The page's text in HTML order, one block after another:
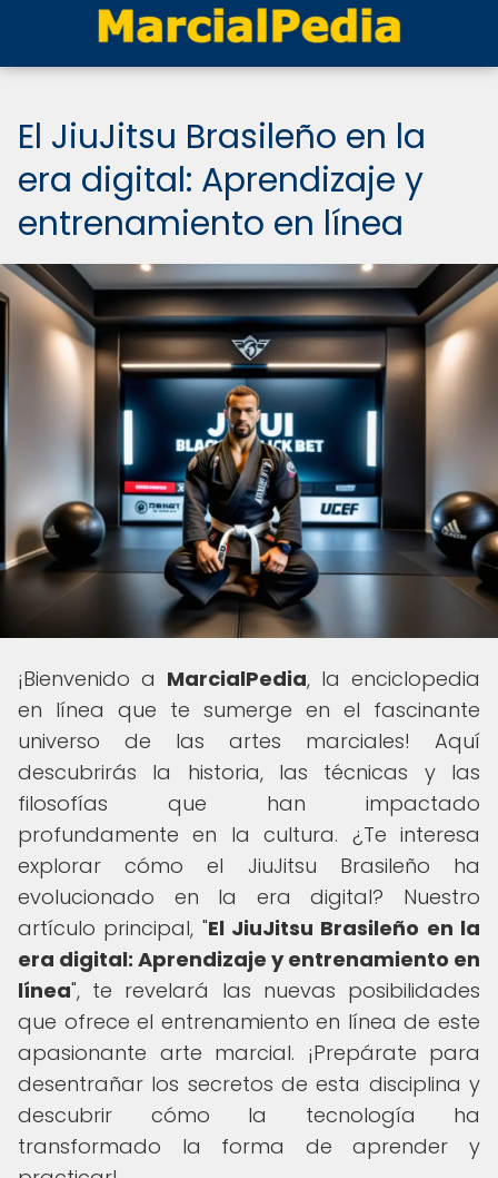
El JiuJitsu Brasileño en la
era digital: Aprendizaje y
entrenamiento en línea
¡Bienvenido a MarcialPedia, la enciclopedia
en línea que te sumerge en el fascinante
universo de las artes marciales! Aquí
descubrirás la historia, las técnicas y las
filosofías que han impactado
profundamente en la cultura. ¿Te interesa
explorar cómo el JiuJitsu Brasileño ha
evolucionado en la era digital? Nuestro
artículo principal, "El JiuJitsu Brasileño en la
era digital: Aprendizaje y entrenamiento en
línea", te revelará las nuevas posibilidades
que ofrece el entrenamiento en línea de este
apasionante arte marcial. ¡Prepárate para
desentrañar los secretos de esta disciplina y
descubrir cómo la tecnología ha
transformado la forma de aprender y